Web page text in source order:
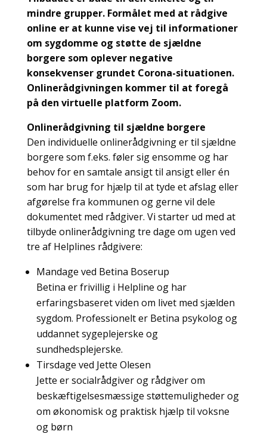
mindre grupper. Formålet med at rådgive
online er at kunne vise vej til informationer
om sygdomme og støtte de sjældne
borgere som oplever negative
konsekvenser grundet Corona-situationen.
Onlinerådgivningen kommer til at foregå
på den virtuelle platform Zoom.
Onlinerådgivning til sjældne borgere
Den individuelle onlinerådgivning er til sjældne
borgere som f.eks. føler sig ensomme og har
behov for en samtale ansigt til ansigt eller én
som har brug for hjælp til at tyde et afslag eller
afgørelse fra kommunen og gerne vil dele
dokumentet med rådgiver. Vi starter ud med at
tilbyde onlinerådgivning tre dage om ugen ved
tre af Helplines rådgivere:
Mandage ved Betina Boserup
Betina er frivillig i Helpline og har
erfaringsbaseret viden om livet med sjælden
sygdom. Professionelt er Betina psykolog og
uddannet sygeplejerske og
sundhedsplejerske.
Tirsdage ved Jette Olesen
Jette er socialrådgiver og rådgiver om
beskæftigelsesmæssige støttemuligheder og
om økonomisk og praktisk hjælp til voksne
og børn